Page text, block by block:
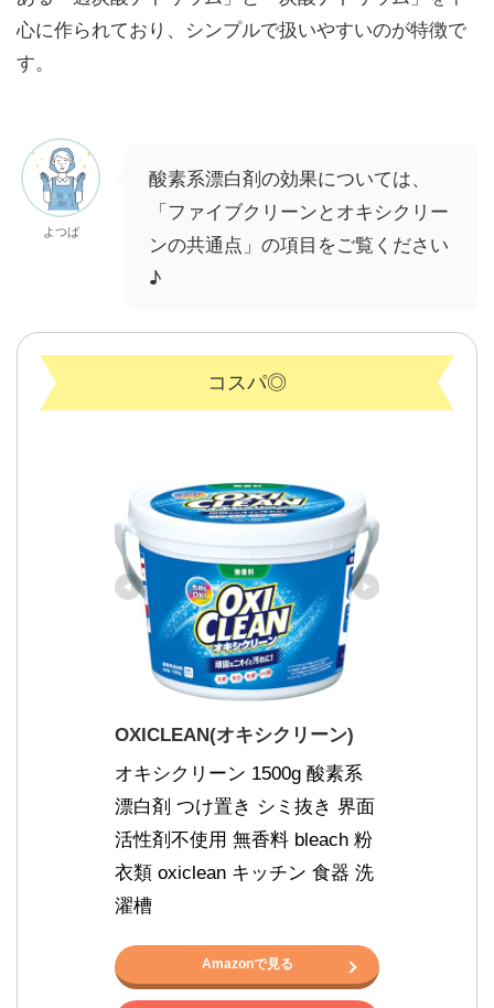
心に作られており、シンプルで扱いやすいのが特徴で
す。
よつば
酸素系漂白剤の効果については、
「ファイブクリーンとオキシクリー
ンの共通点」の項目をご覧ください
♪
コスパ◎
OXICLEAN(オキシクリーン)
オキシクリーン 1500g 酸素系
漂白剤 つけ置き シミ抜き 界面
活性剤不使用 無香料 bleach 粉
衣類 oxiclean キッチン 食器 洗
濯槽
Amazonで見る